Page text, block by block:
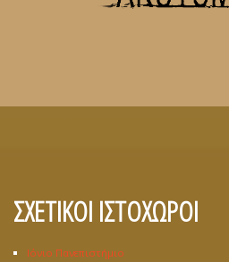
ΣΧΕΤΙΚΟΙ ΙΣΤΟΧΩΡΟΙ
Ιόνιο Πανεπιστήμιο